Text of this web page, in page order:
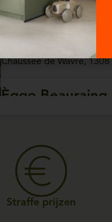
Èggo Auderghem
Chaussée de Wavre,
Èggo Beauraing
Èggo Bois-De-
Open vandaag van
Rue Raymond Noël, 147
Straffe prijzen